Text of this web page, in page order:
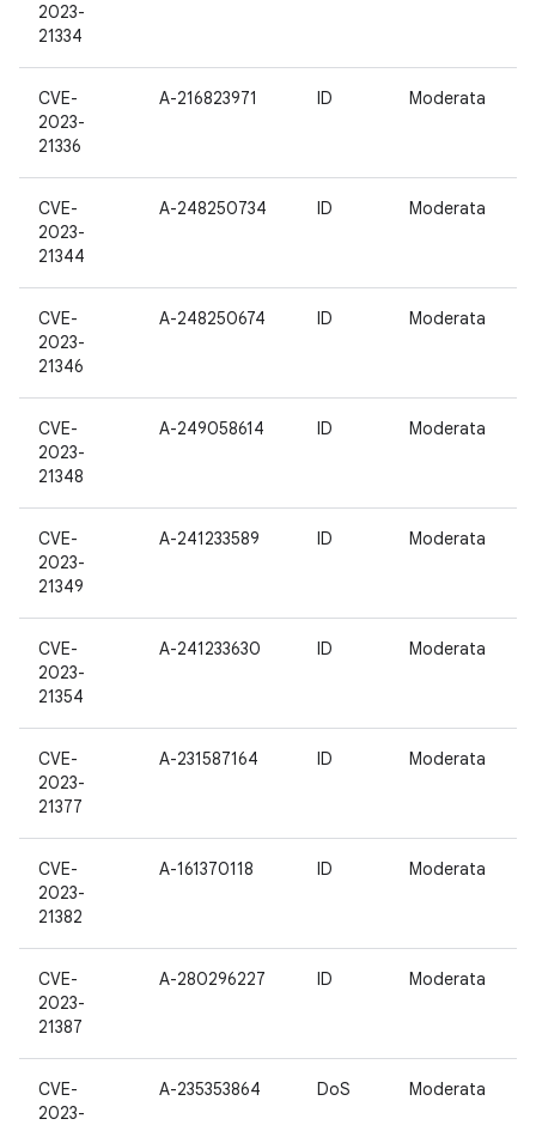
2023-
21334
CVE-
2023-
21336
A-216823971 ID Moderata
CVE-
2023-
21344
A-248250734 ID Moderata
CVE-
2023-
21346
A-248250674 ID Moderata
CVE-
2023-
21348
A-249058614 ID Moderata
CVE-
2023-
21349
A-241233589 ID Moderata
CVE-
2023-
21354
A-241233630 ID Moderata
CVE-
2023-
21377
A-231587164 ID Moderata
CVE-
2023-
21382
A-161370118 ID Moderata
CVE-
2023-
21387
A-280296227 ID Moderata
CVE-
2023-
A-235353864 DoS Moderata